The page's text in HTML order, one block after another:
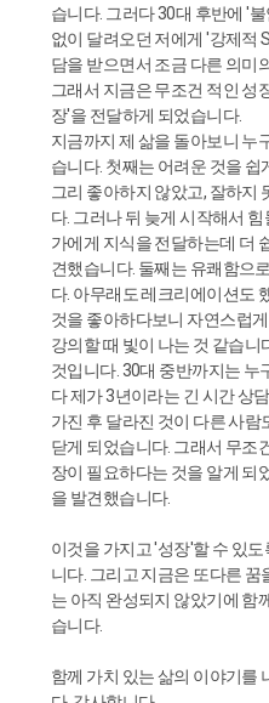
습니다. 그러다 30대 후반에 '
없이 달려오던 저에게 '강제적
담을 받으면서 조금 다른 의미
그래서 지금은 무조건 적인 성
장'을 전달하게 되었습니다.
지금까지 제 삶을 돌아보니 누
습니다. 첫째는 어려운 것을
그리 좋아하지 않았고, 잘하지
다. 그러나 뒤 늦게 시작해서
가에게 지식을 전달하는데 더
견했습니다. 둘째는 유쾌함으
다. 아무래도 레크리에이션도
것을 좋아하다보니 자연스럽
강의할 때 빛이 나는 것 같습
것입니다. 30대 중반까지는 누
다 제가 3년이라는 긴 시간 상
가진 후 달라진 것이 다른 사람
닫게 되었습니다. 그래서 무조
장이 필요하다는 것을 알게 되
을 발견했습니다.
이것을 가지고 '성장'할 수 있
니다. 그리고 지금은 또다른 꿈
는 아직 완성되지 않았기에 함
습니다.
함께 가치 있는 삶의 이야기를